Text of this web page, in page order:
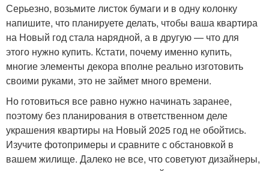
Серьезно, возьмите листок бумаги и в одну колонку
напишите, что планируете делать, чтобы ваша квартира
на Новый год стала нарядной, а в другую — что для
этого нужно купить. Кстати, почему именно купить,
многие элементы декора вполне реально изготовить
своими руками, это не займет много времени.
Но готовиться все равно нужно начинать заранее,
поэтому без планирования в ответственном деле
украшения квартиры на Новый 2025 год не обойтись.
Изучите фотопримеры и сравните с обстановкой в
вашем жилище. Далеко не все, что советуют дизайнеры,